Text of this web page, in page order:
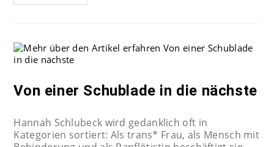
Von einer Schublade in die nächste
Hannah Schlubeck wird gedanklich oft in
Kategorien sortiert: Als trans* Frau, als Mensch mit